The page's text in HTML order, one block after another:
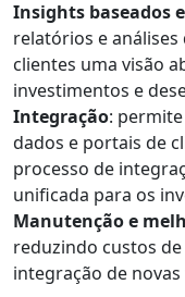
Insights baseados
relatórios e
clientes uma visão
investimentos e
Integração:
dados e portais de
processo de
unificada para os
Manutenção e
reduzindo custos
integração de